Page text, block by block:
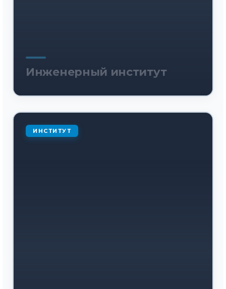
Инженерный институт
ИНСТИТУТ